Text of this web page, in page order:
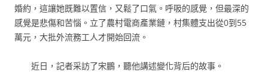
婚約，這讓她既難以置信，又鬆了口氣。呼吸的感覺，但最深的
感覺是悲傷和苦惱。立了農村電商產業鏈，村集體支出從0到55
萬元，大批外流務工人才開始回流。
近日，記者采訪了宋鵬，聽他講述變化背后的故事。